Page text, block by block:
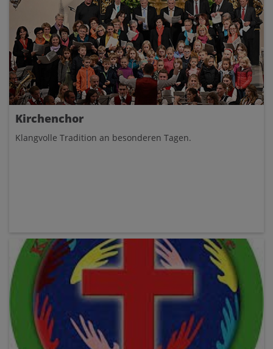
Kirchenchor
Klangvolle Tradition an besonderen Tagen.